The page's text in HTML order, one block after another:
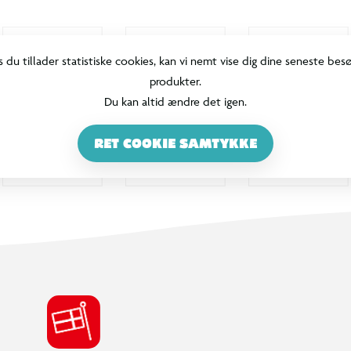
du tillader statistiske cookies, kan vi nemt vise dig dine seneste
produkter.
Du kan altid ændre det igen.
RET COOKIE SAMTYKKE